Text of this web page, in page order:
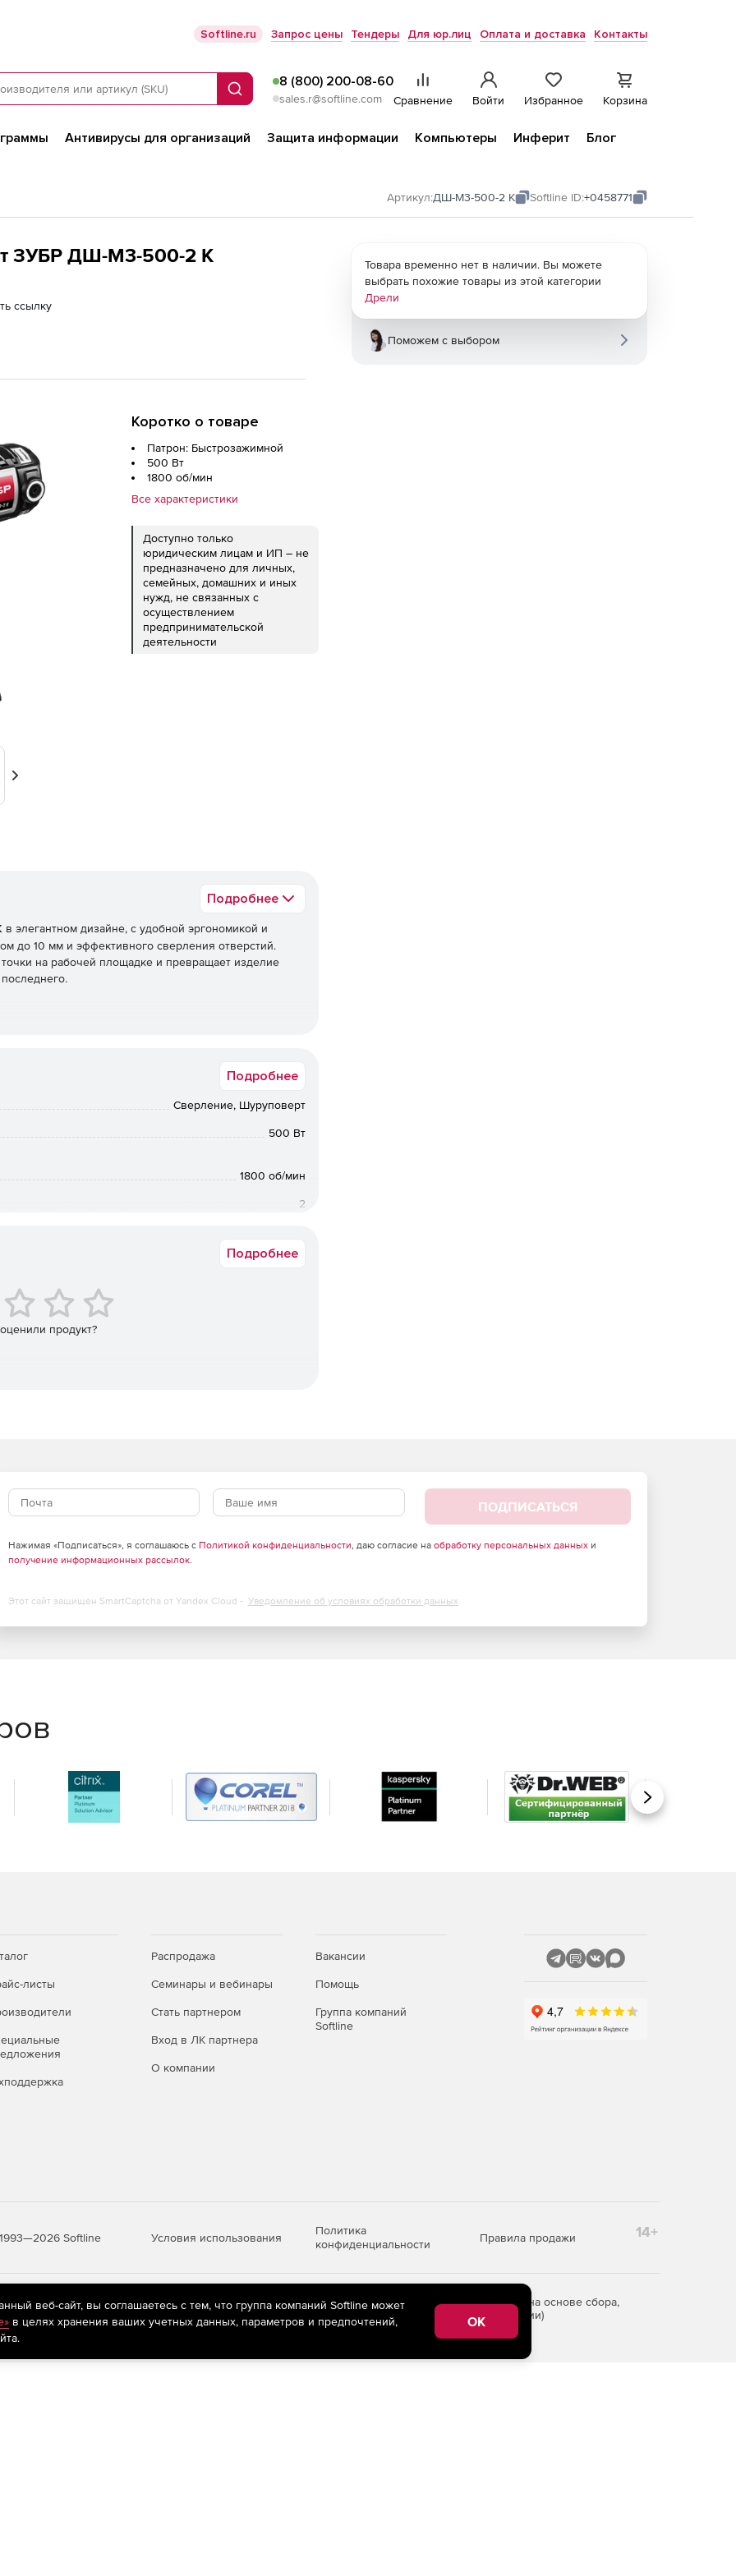
Softline.ru Запрос цены Тендеры Для юр.лиц Оплата и доставка Контакты
Поиск
8 (800) 200-08-60
sales.r@softline.com Сравнение Войти Избранное Корзина
Антивирусы для организаций Защита информации Компьютеры Инферит
Блог
Артикул:ДШ-М3-500-2 К Softline ID:+0458771
ЗУБР ДШ-М3-500-2 К
ссылку
Вперед
Коротко о товаре
Патрон: Быстрозажимной
500 Вт
1800 об/мин
Все характеристики
Доступно только
юридическим лицам и ИП – не
предназначено для личных,
семейных, домашних и иных
нужд, не связанных с
осуществлением
предпринимательской
деятельности
Подробнее
в элегантном дизайне, с удобной эргономикой и
до 10 мм и эффективного сверления отверстий.
на рабочей площадке и превращает изделие
с различным крепежом и материалами
с равномерным нарастанием момента во всем
удобству при работе в условиях
щеток коллектора
и переноски
с любой стороны
Подробнее
Сверление, Шуруповерт
500 Вт
1800 об/мин
2
Подробнее
продукт?
Товара временно нет в наличии. Вы можете
выбрать похожие товары из этой категории
Дрели
Поможем с выбором
ПОДПИСАТЬСЯ
Нажимая «Подписаться», я соглашаюсь с Политикой конфиденциальности, даю согласие на обработку персональных данныхи
получение информационных рассылок.
Этот сайт защищен SmartCaptcha от Yandex Cloud - Уведомление об условиях обработки данных
Вперед
листы
Распродажа
Семинары и вебинары
Стать партнером
Вход в ЛК партнера
О компании
Вакансии
Помощь
Группа компаний
Softline
Softline Условия использования
Политика
конфиденциальности
Правила продажи 14+
рекомендательные технологии(информационные технологии предоставления информации на основе сбора,
пользователей сети «Интернет», находящихся на территории Российской Федерации)
веб-сайт, вы соглашаетесь с тем, что группа компаний Softline может
в целях хранения ваших учетных данных, параметров и предпочтений,
OK